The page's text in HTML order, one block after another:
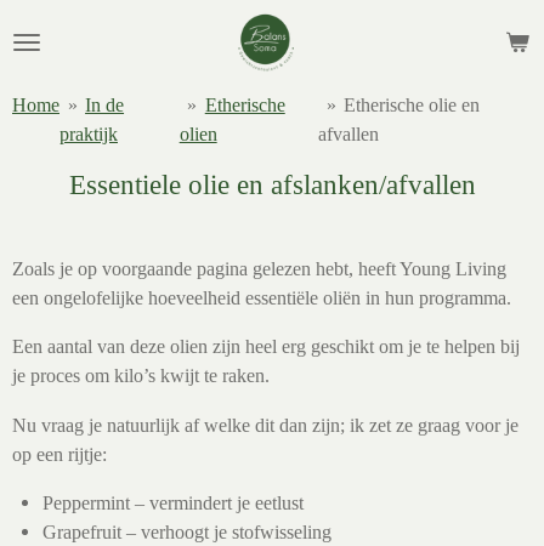
direct
de
hoofdinhoud
Home » In de
praktijk
» Etherische
olien
» Etherische olie en
afvallen
Essentiele olie en afslanken/afvallen
Zoals je op voorgaande pagina gelezen hebt, heeft Young Living
een ongelofelijke hoeveelheid essentiële oliën in hun programma.
Een aantal van deze olien zijn heel erg geschikt om je te helpen bij
je proces om kilo’s kwijt te raken.
Nu vraag je natuurlijk af welke dit dan zijn; ik zet ze graag voor je
op een rijtje:
Peppermint – vermindert je eetlust
Grapefruit – verhoogt je stofwisseling